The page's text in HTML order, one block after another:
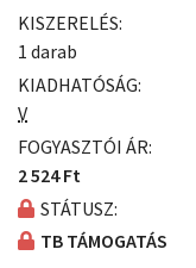
KISZERELÉS:
1 darab
KIADHATÓSÁG:
V
FOGYASZTÓI ÁR:
2 524 Ft
STÁTUSZ:
TB TÁMOGATÁS